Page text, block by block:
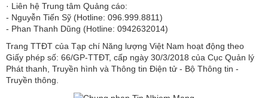
· Liên hệ Trung tâm Quảng cáo:
- Nguyễn Tiến Sỹ (Hotline: 096.999.8811)
- Phan Thanh Dũng (Hotline: 0942632014)
Trang TTĐT của Tạp chí Năng lượng Việt Nam hoạt động theo
Giấy phép số: 66/GP-TTĐT, cấp ngày 30/3/2018 của Cục Quản lý
Phát thanh, Truyền hình và Thông tin Điện tử - Bộ Thông tin -
Truyền thông.